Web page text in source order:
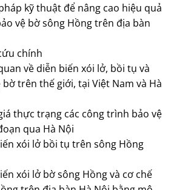
kỹ thuật để nâng cao hiệu quả
vệ bờ sông Hồng trên địa bàn
chính
về diễn biến xói lở, bồi tụ và
bờ trên thế giới, tại Việt Nam và Hà
thực trạng các công trình bảo vệ
qua Hà Nội
xói lở bồi tụ trên sông Hồng
xói lở bờ sông Hồng và cơ chế